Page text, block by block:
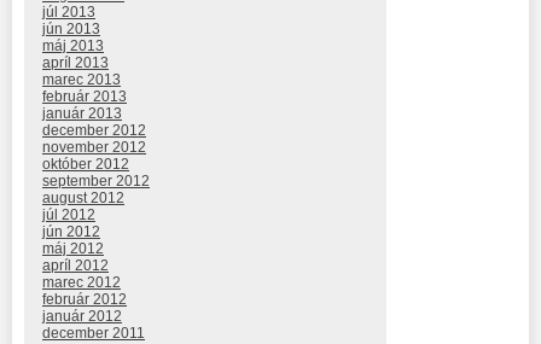
júl 2013
jún 2013
máj 2013
apríl 2013
marec 2013
február 2013
január 2013
december 2012
november 2012
október 2012
september 2012
august 2012
júl 2012
jún 2012
máj 2012
apríl 2012
marec 2012
február 2012
január 2012
december 2011